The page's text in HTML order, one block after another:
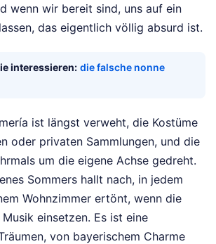
wenn wir bereit sind, uns auf ein
das eigentlich völlig absurd ist.
interessieren: die falsche nonne
ist längst verweht, die Kostüme
oder privaten Sammlungen, und die
um die eigene Achse gedreht.
Sommers hallt nach, in jedem
Wohnzimmer ertönt, wenn die
einsetzen. Es ist eine
von bayerischem Charme